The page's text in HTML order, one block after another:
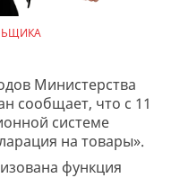
Министерства
сообщает, что с 11
системе
на товары».
функция